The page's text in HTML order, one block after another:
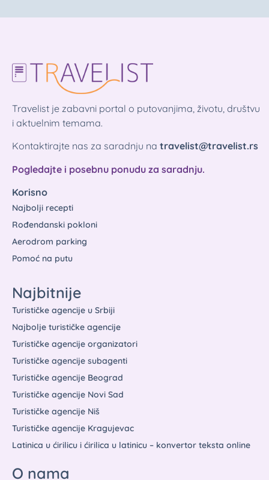
Travelist je zabavni portal o putovanjima, životu, društvu
i aktuelnim temama.
Kontaktirajte nas za saradnju na travelist@travelist.rs
Pogledajte i posebnu ponudu za saradnju.
Korisno
Najbolji recepti
Rođendanski pokloni
Aerodrom parking
Pomoć na putu
Najbitnije
Turističke agencije u Srbiji
Najbolje turističke agencije
Turističke agencije organizatori
Turističke agencije subagenti
Turističke agencije Beograd
Turističke agencije Novi Sad
Turističke agencije Niš
Turističke agencije Kragujevac
Latinica u ćirilicu i ćirilica u latinicu – konvertor teksta online
O nama